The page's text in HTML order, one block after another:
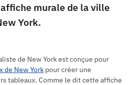
murale de la ville
York.
de New York est conçue pour
de New York pour créer une
tableaux. Comme le dit cette affiche